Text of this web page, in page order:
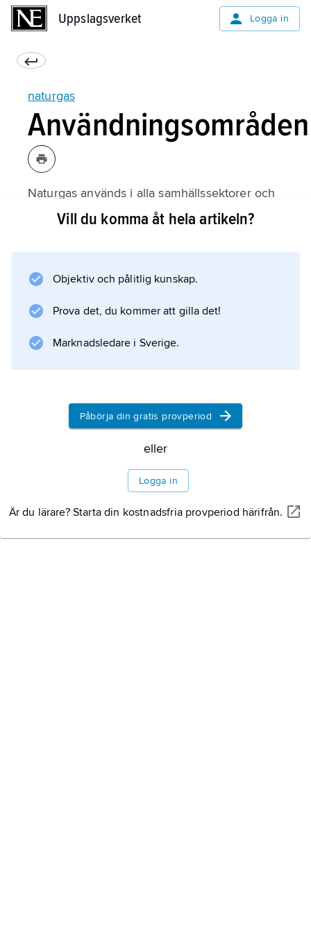
Uppslagsverket Logga in
naturgas
Användningsområden
Naturgas används i alla samhällssektorer och
industribranscher. Förbränningen är lätt att
stor betydelse. Rökgaserna är fria från sot,
svaveldioxid och andra korrosiva produkter,
processen
Information om artikeln
Vill du komma åt hela artikeln?
Objektiv och pålitlig kunskap.
Prova det, du kommer att gilla det!
Marknadsledare i Sverige.
Påbörja din gratis provperiod
eller
Logga in
Är du lärare? Starta din kostnadsfria provperiod härifrån.